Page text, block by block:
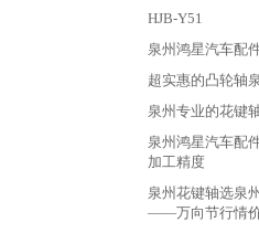
HJB-Y51
泉州鸿星汽车配
超实惠的凸轮轴
泉州专业的花键
泉州鸿星汽车配
加工精度
泉州花键轴选泉
——万向节行情